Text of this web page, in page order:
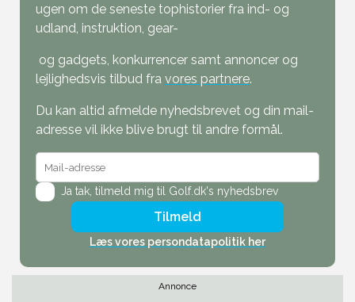
ugen om de seneste tophistorier fra ind- og
udland, instruktion, gear-
og gadgets, konkurrencer samt annoncer og
lejlighedsvis tilbud fra vores partnere.
Du kan altid afmelde nyhedsbrevet og din mail-
adresse vil ikke blive brugt til andre formål.
Ja tak, tilmeld mig til Golf.dk's nyhedsbrev
Tilmeld
Læs vores persondatapolitik her
Annonce